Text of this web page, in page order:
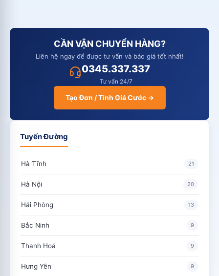
CẦN VẬN CHUYỂN HÀNG?
Liên hệ ngay để được tư vấn và báo giá tốt nhất!
0345.337.337
Tư vấn 24/7
Tạo Đơn / Tính Giá Cước →
Tuyến Đường
Hà Tĩnh 21
Hà Nội 20
Hải Phòng 13
Bắc Ninh 9
Thanh Hoá 9
Hưng Yên 9